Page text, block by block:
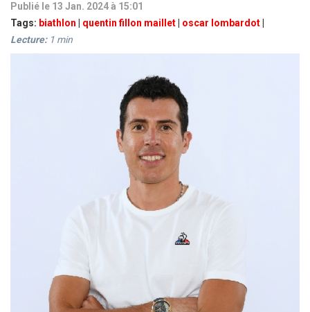
Publié le 13 Jan. 2024 à 15:01
Tags: biathlon quentin fillon maillet oscar lombardot
Lecture: 1 min